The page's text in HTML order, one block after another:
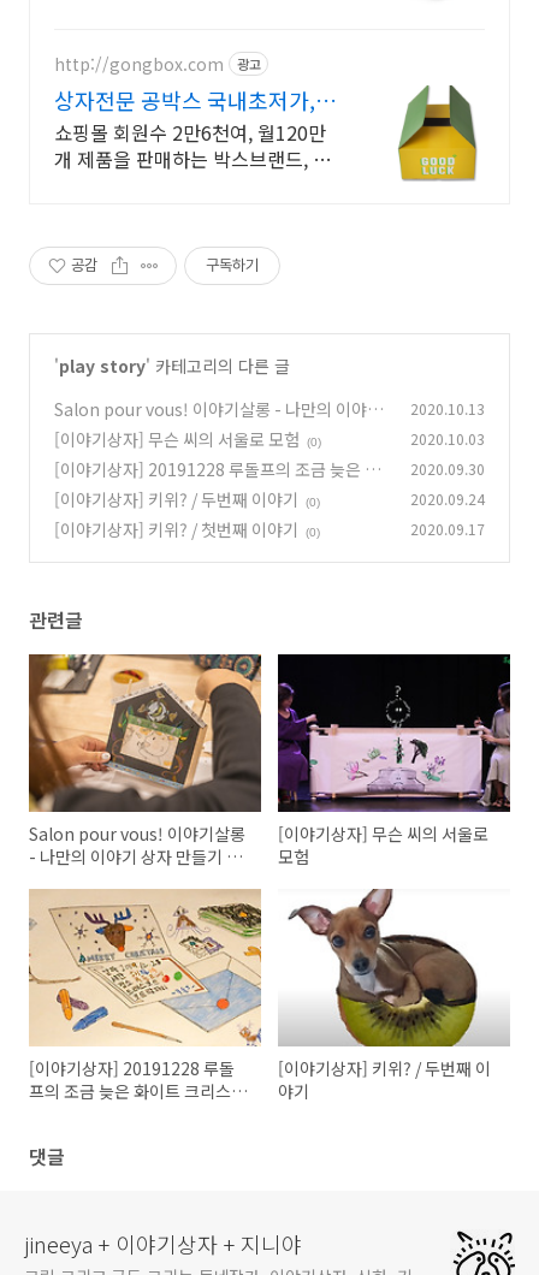
http://gongbox.com 광고
상자전문 공박스 국내초저가, 배
송료 없음
쇼핑몰 회원수 2만6천여, 월120만
개 제품을 판매하는 박스브랜드, 상
공감 구독하기
'play story' 카테고리의 다른 글
Salon pour vous! 이야기살롱 - 나만의 이야기
상자 만들기 워크숍
(0)
2020.10.13
[이야기상자] 무슨 씨의 서울로 모험 (0) 2020.10.03
[이야기상자] 20191228 루돌프의 조금 늦은 화
이트 크리스마스파티
(0)
2020.09.30
[이야기상자] 키위? / 두번째 이야기 (0) 2020.09.24
[이야기상자] 키위? / 첫번째 이야기 (0) 2020.09.17
관련글
Salon pour vous! 이야기살롱
- 나만의 이야기 상자 만들기 워
[이야기상자] 무슨 씨의 서울로
모험
[이야기상자] 20191228 루돌
프의 조금 늦은 화이트 크리스마
[이야기상자] 키위? / 두번째 이
야기
댓글
jineeya + 이야기상자 + 지니야